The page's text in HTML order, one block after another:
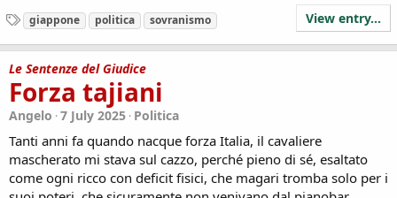
View entry...
T
a
g
s
giappone politica sovranismo
Le Sentenze del Giudice
Forza tajiani
Angelo 7 July 2025 Politica
Tanti anni fa quando nacque forza Italia, il cavaliere
mascherato mi stava sul cazzo, perché pieno di sé, esaltato
come ogni ricco con deficit fisici, che magari tromba solo per i